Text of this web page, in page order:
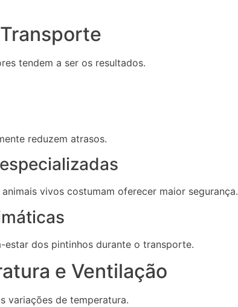
tendem a ser os resultados.
reduzem atrasos.
vivos costumam oferecer maior segurança.
dos pintinhos durante o transporte.
e Ventilação
variações de temperatura.